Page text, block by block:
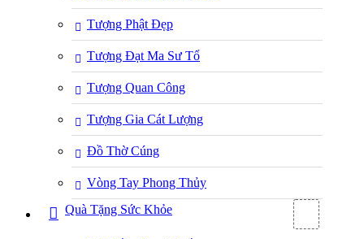
Tượng Phật Đẹp
Tượng Đạt Ma Sư Tổ
Tượng Quan Công
Tượng Gia Cát Lượng
Đồ Thờ Cúng
Vòng Tay Phong Thủy
Quà Tặng Sức Khỏe